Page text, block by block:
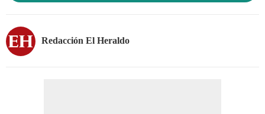
Redacción El Heraldo